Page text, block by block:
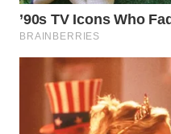
TANJUNG
LESUNG
KARO
WN